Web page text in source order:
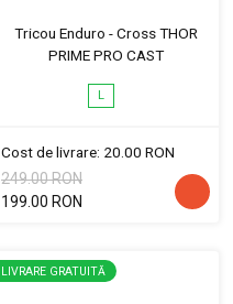
Tricou Enduro - Cross THOR
PRIME PRO CAST
L
Cost de livrare: 20.00 RON
249.00 RON
199.00 RON
LIVRARE GRATUITĂ